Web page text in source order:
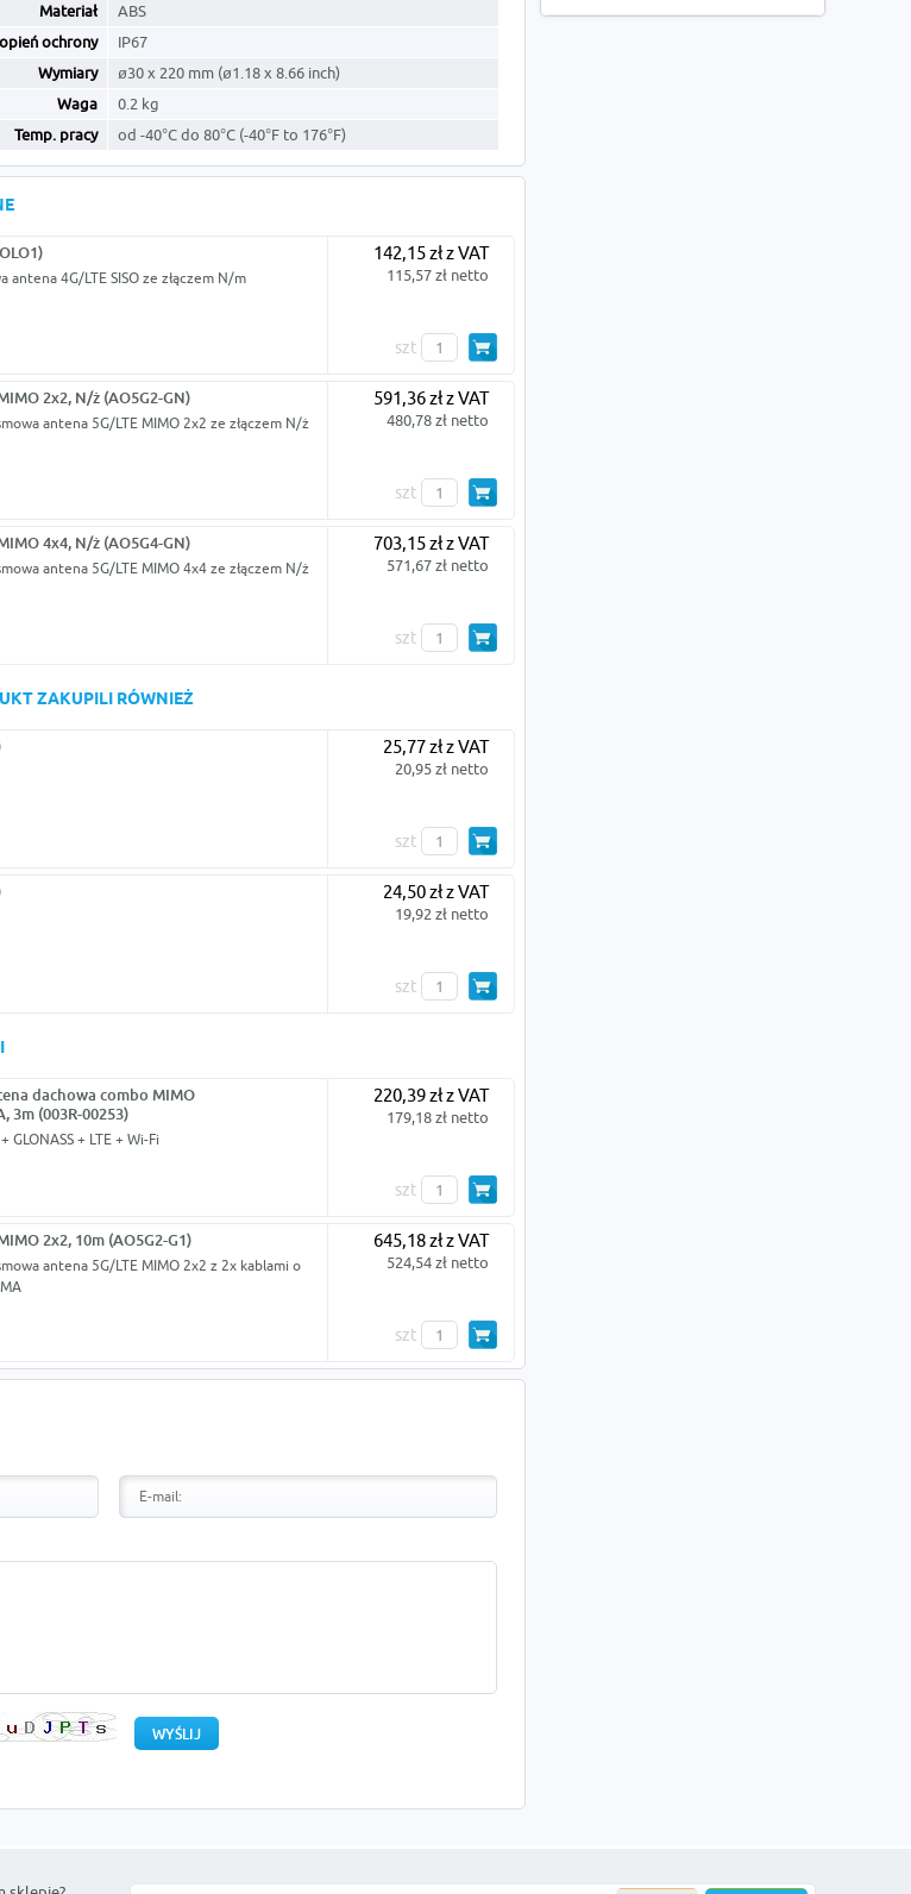
Materiał
ABS
ochrony
IP67
Wymiary
ø30 x 220 mm (ø1.18 x 8.66 inch)
Waga
0.2 kg
Temp. pracy
od -40°C do 80°C (-40°F to 176°F)
antena 4G/LTE SISO ze złączem N/m
142,15 zł z VAT
115,57 zł netto
szt
2x2, N/ż (AO5G2-GN)
antena 5G/LTE MIMO 2x2 ze złączem N/ż
591,36 zł z VAT
480,78 zł netto
szt
4x4, N/ż (AO5G4-GN)
antena 5G/LTE MIMO 4x4 ze złączem N/ż
703,15 zł z VAT
571,67 zł netto
szt
ZAKUPILI RÓWNIEŻ
25,77 zł z VAT
20,95 zł netto
szt
24,50 zł z VAT
19,92 zł netto
szt
dachowa combo MIMO
3m (003R-00253)
GLONASS + LTE + Wi-Fi
220,39 zł z VAT
179,18 zł netto
szt
2x2, 10m (AO5G2-G1)
antena 5G/LTE MIMO 2x2 z 2x kablami o
645,18 zł z VAT
524,54 zł netto
szt